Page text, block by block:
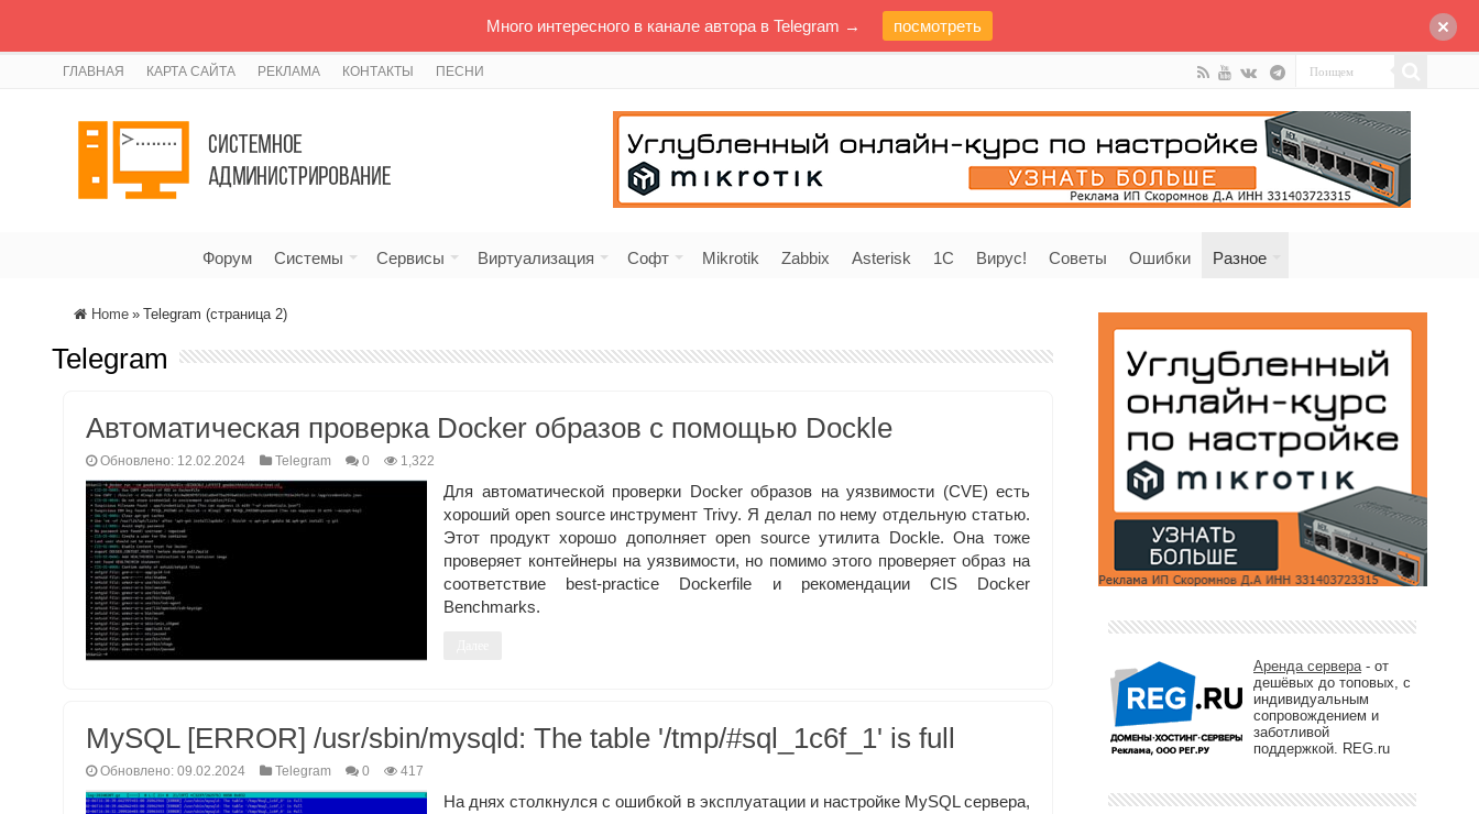
ГЛАВНАЯ КАРТА САЙТА РЕКЛАМА КОНТАКТЫ ПЕСНИ
Форум Системы Сервисы Виртуализация Софт Mikrotik Zabbix Asterisk 1C Вирус! Советы Ошибки Разное
Home » Telegram (страница 2)
Telegram
Автоматическая проверка Docker образов с помощью Dockle
Обновлено: 12.02.2024 Telegram 0 1,322
Для автоматической проверки Docker образов на уязвимости (CVE) есть
хороший open source инструмент Trivy. Я делал по нему отдельную статью.
Этот продукт хорошо дополняет open source утилита Dockle. Она тоже
проверяет контейнеры на уязвимости, но помимо этого проверяет образ на
соответствие best-practice Dockerfile и рекомендации CIS Docker
Benchmarks.
MySQL [ERROR] /usr/sbin/mysqld: The table '/tmp/#sql_1c6f_1' is full
Обновлено: 09.02.2024 Telegram 0 417
На днях столкнулся с ошибкой в эксплуатации и настройке MySQL сервера,
Аренда сервера- от
дешёвых до топовых, с
индивидуальным
сопровождением и
заботливой
поддержкой. REG.ru
Много интересного в канале автора в Telegram → посмотреть